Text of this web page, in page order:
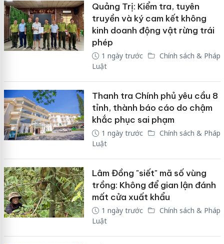
Quảng Trị: Kiểm tra, tuyên
truyền và ký cam kết không
kinh doanh động vật rừng trái
phép
1 ngày trước
Chính sách & Pháp
Luật
Thanh tra Chính phủ yêu cầu 8
tỉnh, thành báo cáo do chậm
khắc phục sai phạm
1 ngày trước
Chính sách & Pháp
Luật
Lâm Đồng "siết" mã số vùng
trồng: Không để gian lận đánh
mất cửa xuất khẩu
1 ngày trước
Chính sách & Pháp
Luật